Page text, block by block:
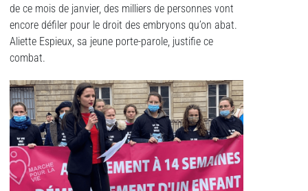
de ce mois de janvier, des milliers de personnes vont
encore défiler pour le droit des embryons qu’on abat.
Aliette Espieux, sa jeune porte-parole, justifie ce
combat.